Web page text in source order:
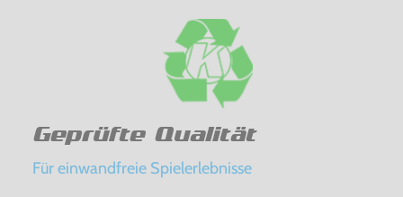
Geprüfte Qualität
Für einwandfreie Spielerlebnisse